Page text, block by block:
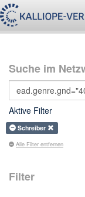
Suche im
Aktive Filter
Schreiber
Alle Filter entfernen
Filter